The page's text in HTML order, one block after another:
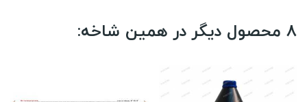
8 محصول دیگر در همین شاخه: